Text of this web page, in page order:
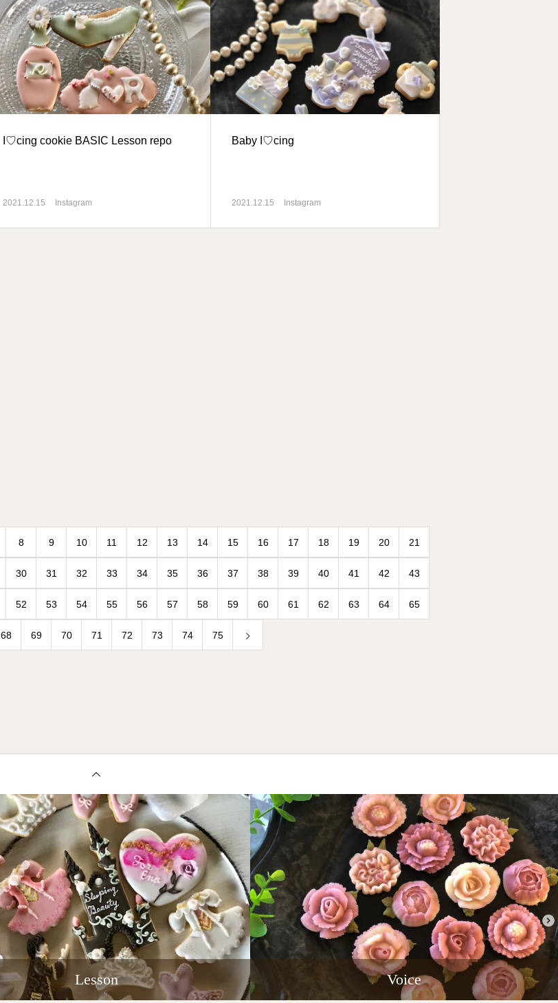
I♡cing cookie BASIC Lesson repo
2021.12.15 Instagram
Baby I♡cing
2021.12.15 Instagram
8 9 10 11 12 13 14 15 16 17 18 19 20 21
30 31 32 33 34 35 36 37 38 39 40 41 42 43
52 53 54 55 56 57 58 59 60 61 62 63 64 65
68 69 70 71 72 73 74 75
Lesson Voice